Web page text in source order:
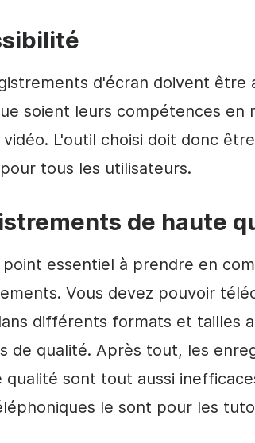
d'écran doivent être
soient leurs compétences en
L'outil choisi doit donc
tous les utilisateurs.
de haute
essentiel à prendre en
Vous devez pouvoir
différents formats et tailles
de qualité. Après tout, les
qualité sont tout aussi
le sont pour les